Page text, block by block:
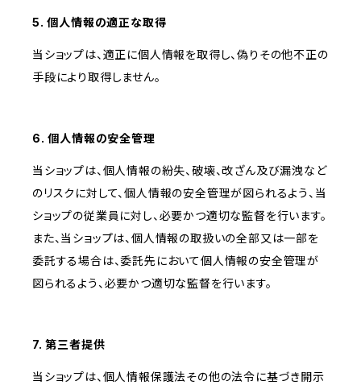
5. 個人情報の適正な取得
当ショップは、適正に個人情報を取得し、偽りその他不正の
手段により取得しません。
6. 個人情報の安全管理
当ショップは、個人情報の紛失、破壊、改ざん及び漏洩など
のリスクに対して、個人情報の安全管理が図られるよう、当
ショップの従業員に対し、必要かつ適切な監督を行います。
また、当ショップは、個人情報の取扱いの全部又は一部を
委託する場合は、委託先において個人情報の安全管理が
図られるよう、必要かつ適切な監督を行います。
7. 第三者提供
当ショップは、個人情報保護法その他の法令に基づき開示